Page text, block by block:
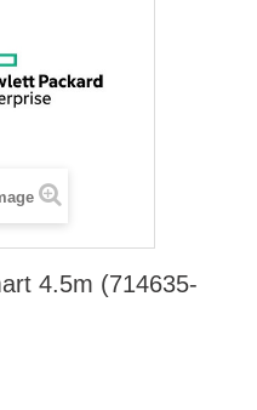
4.5m (714635-